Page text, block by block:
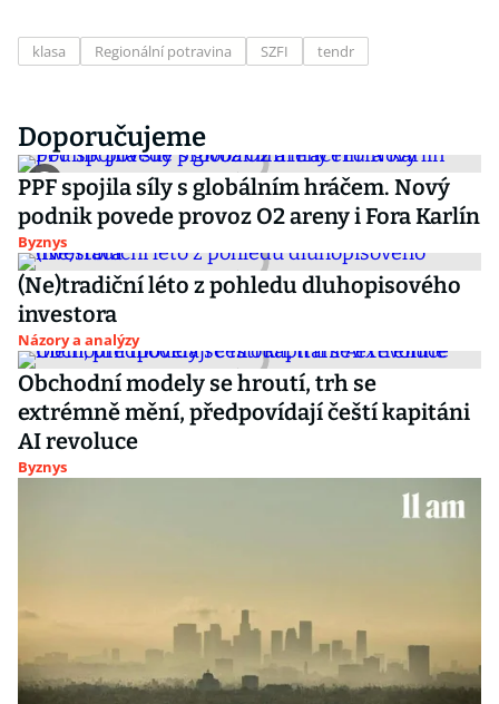
klasa Regionální potravina SZFI tendr
Doporučujeme
PPF spojila síly s globálním hráčem. Nový
podnik povede provoz O2 areny i Fora Karlín
Byznys
(Ne)tradiční léto z pohledu dluhopisového
investora
Názory a analýzy
Obchodní modely se hroutí, trh se
extrémně mění, předpovídají čeští kapitáni
AI revoluce
Byznys